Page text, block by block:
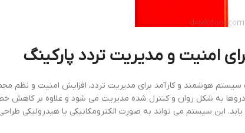
امنیت و مدیریت تردد پارکینگ
هوشمند و کارآمد برای مدیریت تردد، افزایش امنیت و نظم
به شکل روان و کنترل شده مدیریت می شود و علاوه بر کاهش
این سیستم می تواند به صورت الکترومکانیکی یا هیدرولیکی